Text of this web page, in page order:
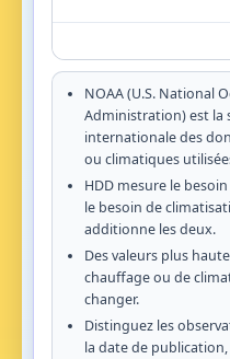
NOAA (U.S. National
Administration) est la
internationale des
ou climatiques
HDD mesure le
le besoin de
additionne les deux.
Des valeurs plus
chauffage ou de
changer.
Distinguez les
la date de